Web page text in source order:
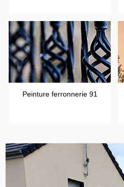
Peinture ferronnerie 91